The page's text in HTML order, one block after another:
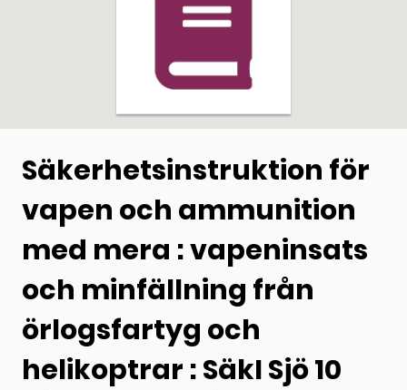
Säkerhetsinstruktion för
vapen och ammunition
med mera : vapeninsats
och minfällning från
örlogsfartyg och
helikoptrar : SäkI Sjö 10